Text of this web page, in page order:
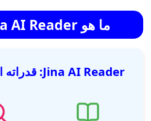
ما هو Jina AI Reader؟
Jina AI Reader: قدراته الأساسية